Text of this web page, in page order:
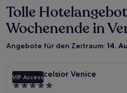
Tolle
Wochenende in
Angebote für den Zeitraum: 14.
Bildergalerie
für
VIP Access
Hotel Excelsior Venice
5.0-